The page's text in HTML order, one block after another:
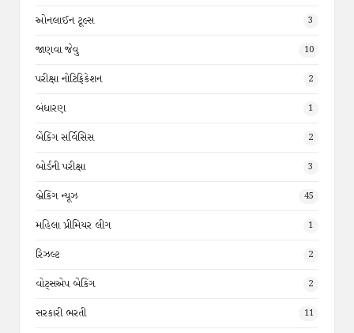
ઓનલાઈન ટૂલ્સ 3
જાણવા જેવુ 10
પરીક્ષા નોટિફિકેશન 2
બંધારણ 1
બેંકિંગ સર્વિસિસ 2
બોર્ડની પરીક્ષા 3
બ્રેકિંગ ન્યૂઝ 45
મહિલા પ્રીમિયર લીગ 1
રિઝલ્ટ 2
વોટ્સએપ બેંકિંગ 2
સરકારી ભરતી 11